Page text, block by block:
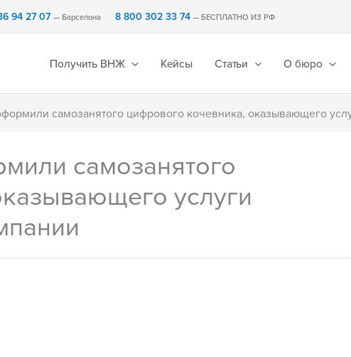
94 27 07— Барселона 8 800 302 33 74— БЕСПЛАТНО ИЗ РФ
Получить ВНЖ Кейсы Статьи О бюро
самозанятого цифрового кочевника, оказывающего
самозанятого
услуги